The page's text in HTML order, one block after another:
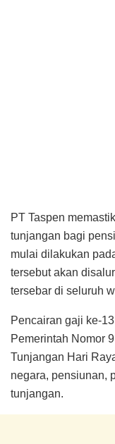
PT Taspen
tunjangan bagi
mulai dilakukan
tersebut akan
tersebar di seluruh
Pencairan gaji ke-
Pemerintah Nomor
Tunjangan Hari
negara, pensiunan,
tunjangan.